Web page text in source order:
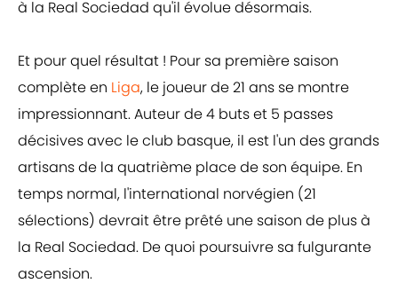
à la Real Sociedad qu'il évolue désormais.
Et pour quel résultat ! Pour sa première saison
complète en Liga, le joueur de 21 ans se montre
impressionnant. Auteur de 4 buts et 5 passes
décisives avec le club basque, il est l'un des grands
artisans de la quatrième place de son équipe. En
temps normal, l'international norvégien (21
sélections) devrait être prêté une saison de plus à
la Real Sociedad. De quoi poursuivre sa fulgurante
ascension.